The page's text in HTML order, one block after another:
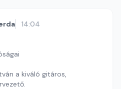
14:04
a kiváló gitáros,